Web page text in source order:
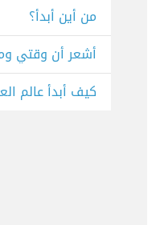
من أين أبدأ؟
أشعر أن وقتي
كيف أبدأ عالم